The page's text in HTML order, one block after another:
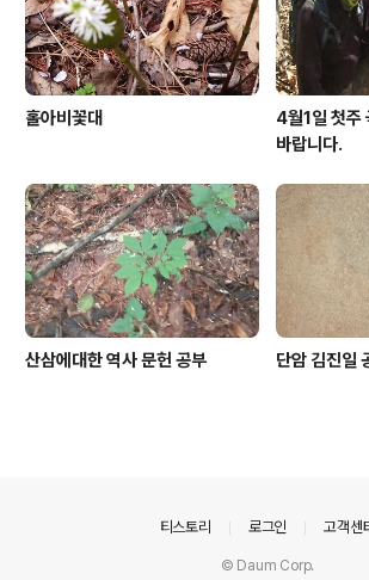
홀아비꽃대
4월1일 첫주
바랍니다.
산삼에대한 역사 문헌 공부 단암 김진일
티스토리 로그인 고객센
© Daum Corp.